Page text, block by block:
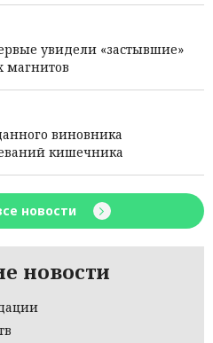
увидели «застывшие»
магнитов
виновника
кишечника
новости
новости